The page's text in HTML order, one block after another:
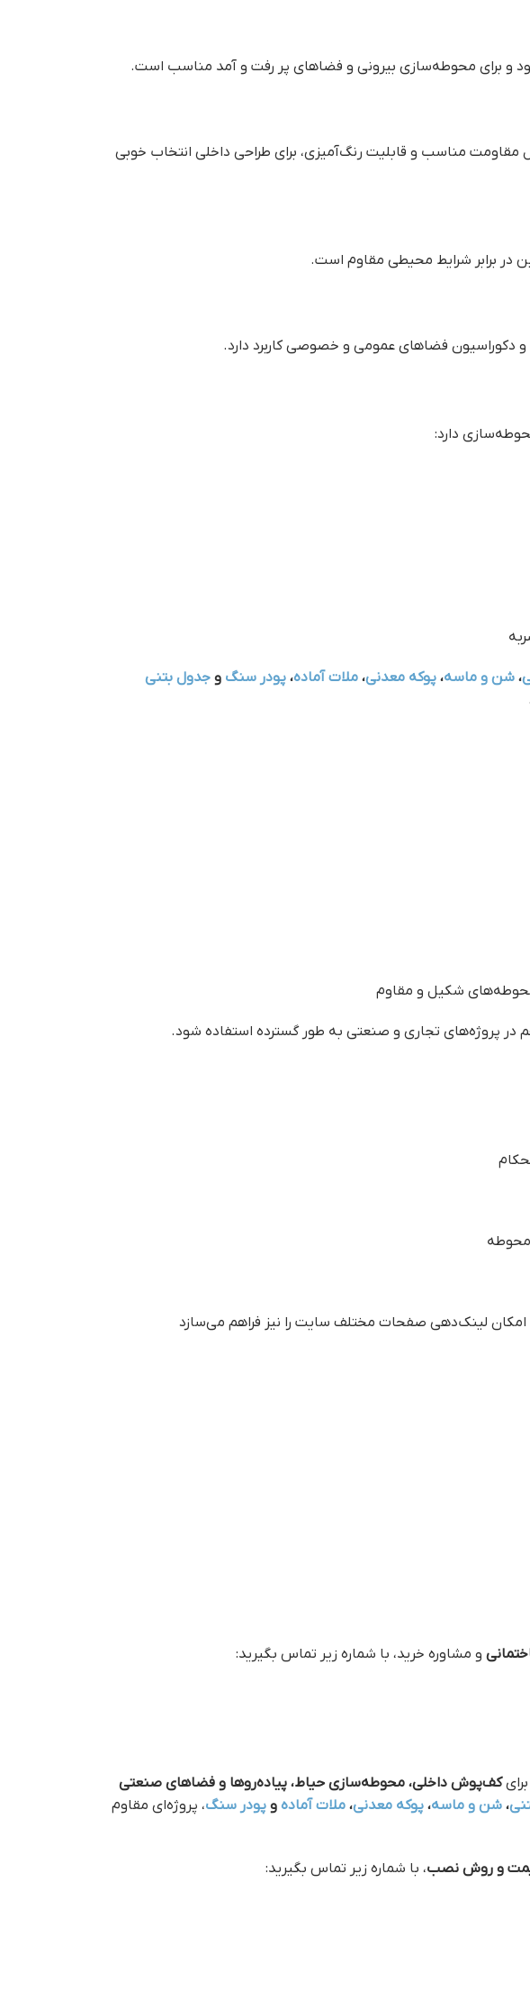
و برای محوطه‌سازی بیرونی و فضاهای پر رفت و آمد مناسب است.
مناسب و قابلیت رنگ‌آمیزی، برای طراحی داخلی انتخاب خوبی
در برابر شرایط محیطی مقاوم است.
و دکوراسیون فضاهای عمومی و خصوصی کاربرد دارد.
دارد:
، شن و ماسه، پوکه معدنی، ملات آماده، پودر سنگ و جدول بتنی
شکیل و مقاوم
در پروژه‌های تجاری و صنعتی به طور گسترده استفاده شود.
و امکان لینک‌دهی صفحات مختلف سایت را نیز فراهم می‌سازد
و مشاوره خرید، با شماره زیر تماس بگیرید:
کف‌پوش داخلی، محوطه‌سازی حیاط، پیاده‌روها و فضاهای صنعتی
، شن و ماسه، پوکه معدنی، ملات آمادهو پودر سنگ، پروژه‌ای مقاوم
قیمت و روش نصب، با شماره زیر تماس بگیرید: